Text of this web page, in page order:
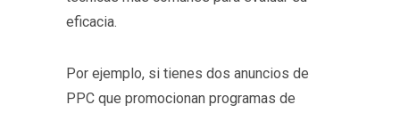
eficacia.
Por ejemplo, si tienes dos anuncios de
PPC que promocionan programas de